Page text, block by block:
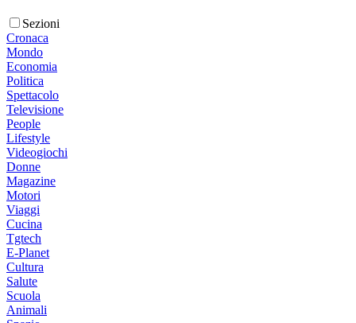
Sezioni
Cronaca
Mondo
Economia
Politica
Spettacolo
Televisione
People
Lifestyle
Videogiochi
Donne
Magazine
Motori
Viaggi
Cucina
Tgtech
E-Planet
Cultura
Salute
Scuola
Animali